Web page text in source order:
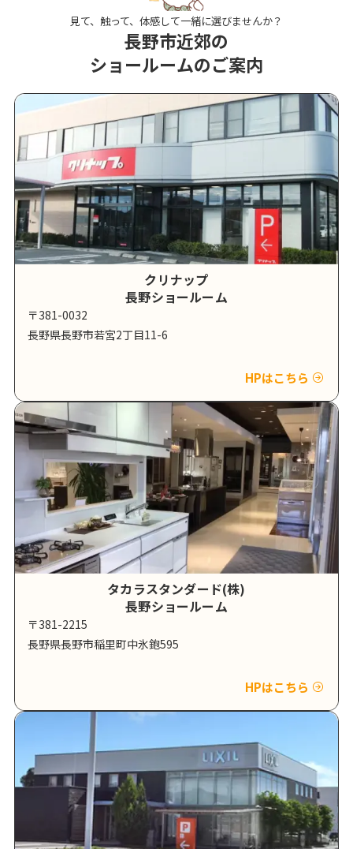
見て、触って、体感して一緒に選びませんか？
長野市近郊の
ショールームのご案内
クリナップ
長野ショールーム
〒381-0032
長野県長野市若宮2丁目11-6
HPはこちら
タカラスタンダード(株)
長野ショールーム
〒381-2215
長野県長野市稲里町中氷鉋595
HPはこちら